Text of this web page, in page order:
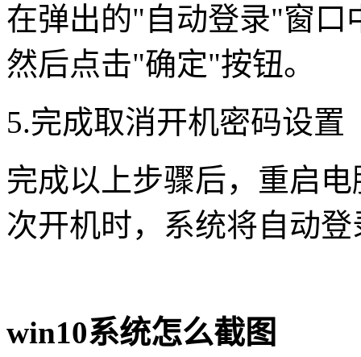
在弹出的"自动登录"窗口
然后点击"确定"按钮。
5.完成取消开机密码设置
完成以上步骤后，重启
次开机时，系统将自动
win10系统怎么截图